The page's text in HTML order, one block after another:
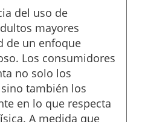
del uso de
mayores
de un enfoque
Los consumidores
no solo los
también los
en lo que respecta
A medida que